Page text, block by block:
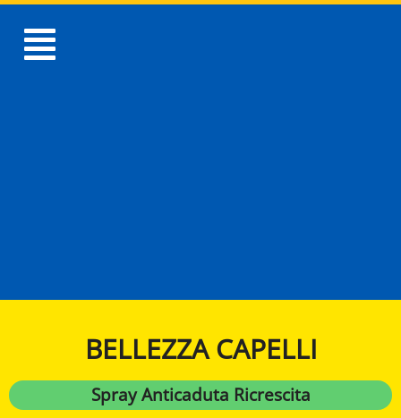
BELLEZZA CAPELLI
Spray Anticaduta Ricrescita